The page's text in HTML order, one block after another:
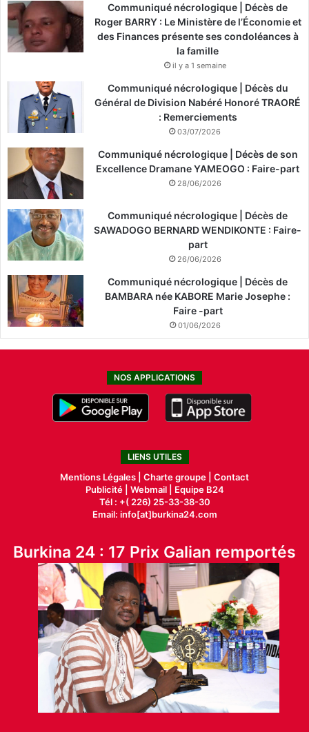
Communiqué nécrologique | Décès de
Roger BARRY : Le Ministère de l’Économie et
des Finances présente ses condoléances à
la famille
il y a 1 semaine
Communiqué nécrologique | Décès du
Général de Division Nabéré Honoré TRAORÉ
: Remerciements
03/07/2026
Communiqué nécrologique | Décès de son
Excellence Dramane YAMEOGO : Faire-part
28/06/2026
Communiqué nécrologique | Décès de
SAWADOGO BERNARD WENDIKONTE : Faire-
part
26/06/2026
Communiqué nécrologique | Décès de
BAMBARA née KABORE Marie Josephe :
Faire -part
01/06/2026
NOS APPLICATIONS
LIENS UTILES
Mentions Légales | Charte groupe | Contact
Publicité| Webmail |
Equipe B24
Tél : +( 226) 25-33-38-30
Email: info[at]burkina24.com
Burkina 24 : 17 Prix Galian remportés